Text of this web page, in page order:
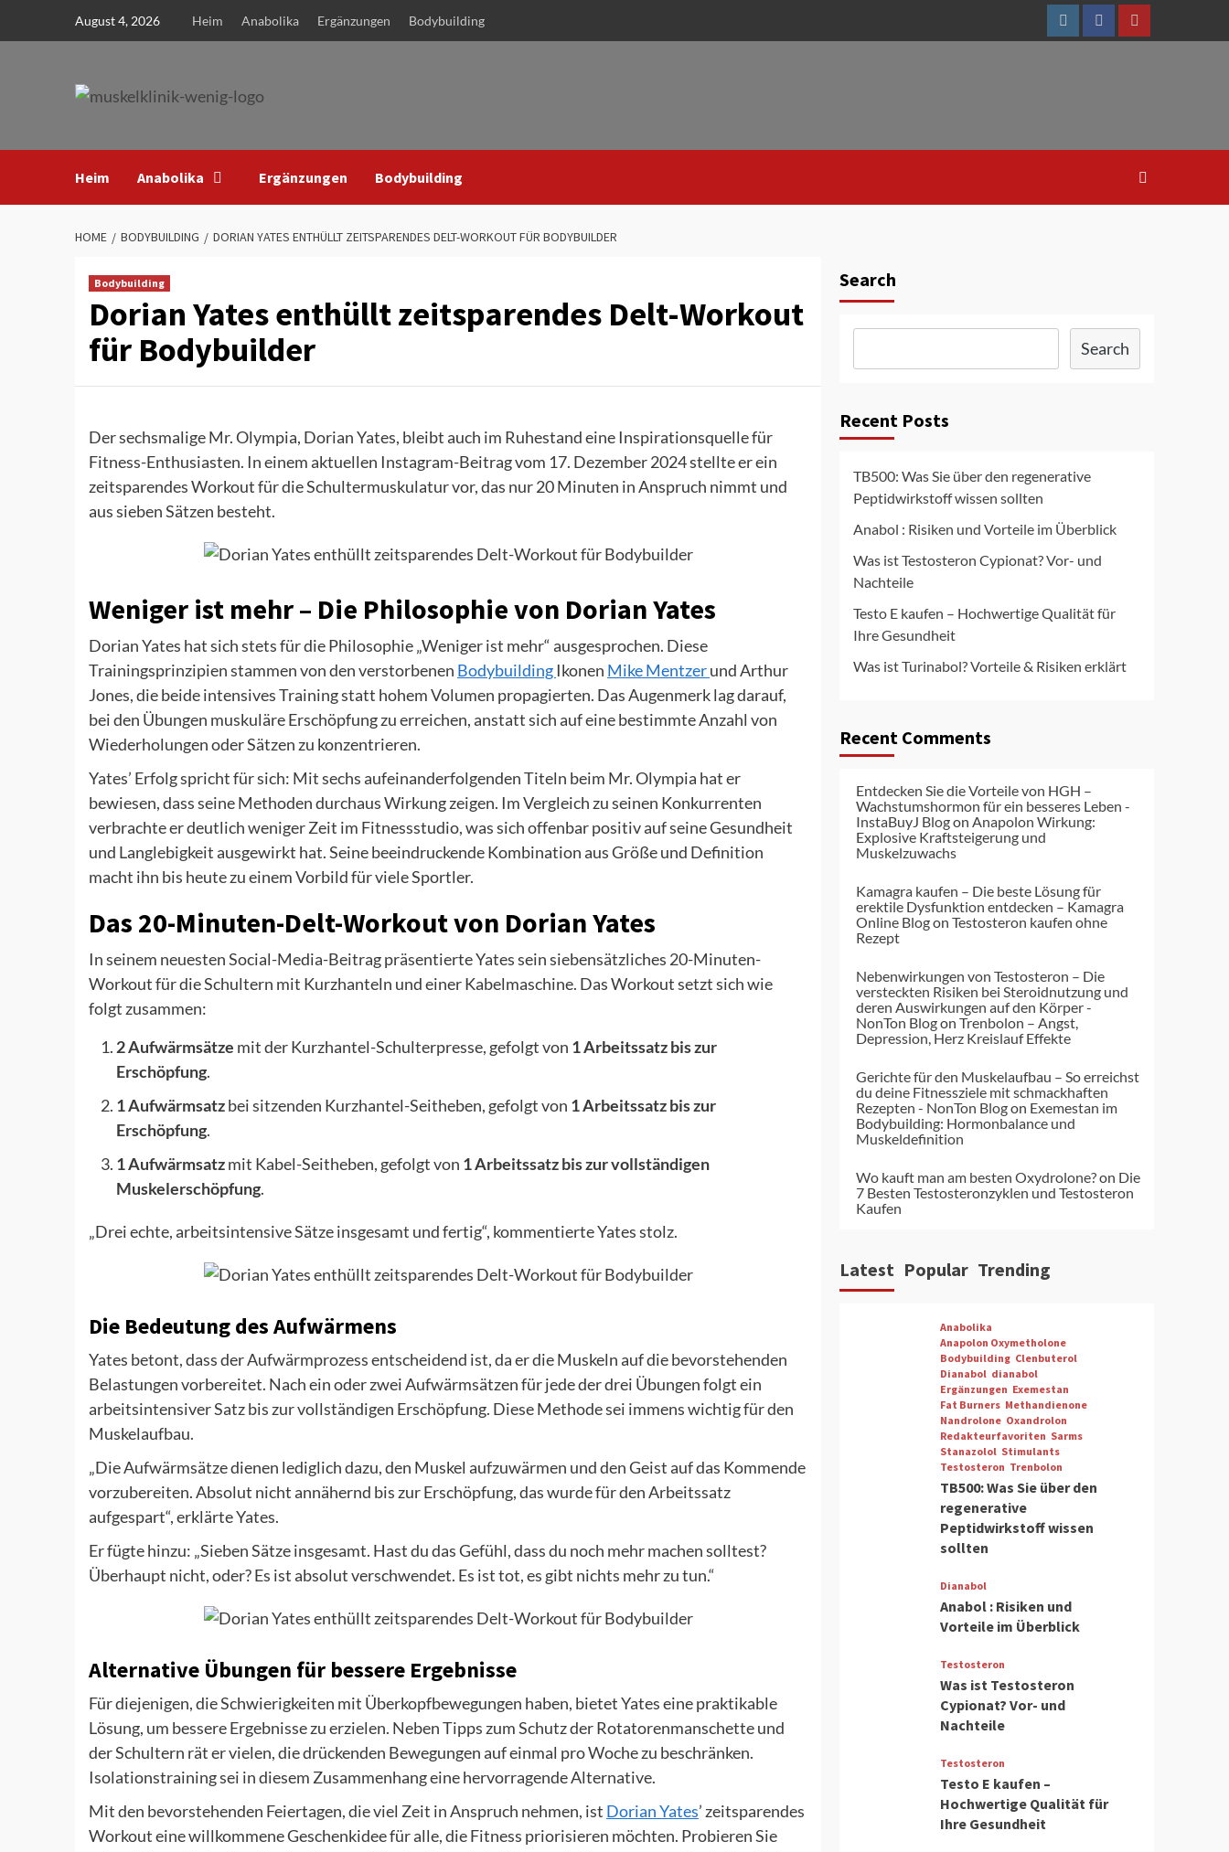
August 4, 2026 Heim Anabolika Ergänzungen Bodybuilding
InstagramFacebookYoutube
Heim Anabolika Ergänzungen Bodybuilding
HOME BODYBUILDING DORIAN YATES ENTHÜLLT ZEITSPARENDES DELT-WORKOUT FÜR BODYBUILDER
Bodybuilding
Dorian Yates enthüllt zeitsparendes Delt-Workout
für Bodybuilder
Der sechsmalige Mr. Olympia, Dorian Yates, bleibt auch im Ruhestand eine Inspirationsquelle für
Fitness-Enthusiasten. In einem aktuellen Instagram-Beitrag vom 17. Dezember 2024 stellte er ein
zeitsparendes Workout für die Schultermuskulatur vor, das nur 20 Minuten in Anspruch nimmt und
aus sieben Sätzen besteht.
Weniger ist mehr – Die Philosophie von Dorian Yates
Dorian Yates hat sich stets für die Philosophie „Weniger ist mehr“ ausgesprochen. Diese
Trainingsprinzipien stammen von den verstorbenen Bodybuilding Ikonen Mike Mentzerund Arthur
Jones, die beide intensives Training statt hohem Volumen propagierten. Das Augenmerk lag darauf,
bei den Übungen muskuläre Erschöpfung zu erreichen, anstatt sich auf eine bestimmte Anzahl von
Wiederholungen oder Sätzen zu konzentrieren.
Yates’ Erfolg spricht für sich: Mit sechs aufeinanderfolgenden Titeln beim Mr. Olympia hat er
bewiesen, dass seine Methoden durchaus Wirkung zeigen. Im Vergleich zu seinen Konkurrenten
verbrachte er deutlich weniger Zeit im Fitnessstudio, was sich offenbar positiv auf seine Gesundheit
und Langlebigkeit ausgewirkt hat. Seine beeindruckende Kombination aus Größe und Definition
macht ihn bis heute zu einem Vorbild für viele Sportler.
Das 20-Minuten-Delt-Workout von Dorian Yates
In seinem neuesten Social-Media-Beitrag präsentierte Yates sein siebensätzliches 20-Minuten-
Workout für die Schultern mit Kurzhanteln und einer Kabelmaschine. Das Workout setzt sich wie
folgt zusammen:
2 Aufwärmsätze mit der Kurzhantel-Schulterpresse, gefolgt von 1 Arbeitssatz bis zur
Erschöpfung.
1 Aufwärmsatzbei sitzenden Kurzhantel-Seitheben, gefolgt von 1 Arbeitssatz bis zur
Erschöpfung.
1 Aufwärmsatzmit Kabel-Seitheben, gefolgt von 1 Arbeitssatz bis zur vollständigen
Muskelerschöpfung.
„Drei echte, arbeitsintensive Sätze insgesamt und fertig“, kommentierte Yates stolz.
Die Bedeutung des Aufwärmens
Yates betont, dass der Aufwärmprozess entscheidend ist, da er die Muskeln auf die bevorstehenden
Belastungen vorbereitet. Nach ein oder zwei Aufwärmsätzen für jede der drei Übungen folgt ein
arbeitsintensiver Satz bis zur vollständigen Erschöpfung. Diese Methode sei immens wichtig für den
Muskelaufbau.
„Die Aufwärmsätze dienen lediglich dazu, den Muskel aufzuwärmen und den Geist auf das Kommende
vorzubereiten. Absolut nicht annähernd bis zur Erschöpfung, das wurde für den Arbeitssatz
aufgespart“, erklärte Yates.
Er fügte hinzu: „Sieben Sätze insgesamt. Hast du das Gefühl, dass du noch mehr machen solltest?
Überhaupt nicht, oder? Es ist absolut verschwendet. Es ist tot, es gibt nichts mehr zu tun.“
Alternative Übungen für bessere Ergebnisse
Für diejenigen, die Schwierigkeiten mit Überkopfbewegungen haben, bietet Yates eine praktikable
Lösung, um bessere Ergebnisse zu erzielen. Neben Tipps zum Schutz der Rotatorenmanschette und
der Schultern rät er vielen, die drückenden Bewegungen auf einmal pro Woche zu beschränken.
Isolationstraining sei in diesem Zusammenhang eine hervorragende Alternative.
Mit den bevorstehenden Feiertagen, die viel Zeit in Anspruch nehmen, ist Dorian Yates’ zeitsparendes
Workout eine willkommene Geschenkidee für alle, die Fitness priorisieren möchten. Probieren Sie
Search
Search
Recent Posts
TB500: Was Sie über den regenerative
Peptidwirkstoff wissen sollten
Anabol : Risiken und Vorteile im Überblick
Was ist Testosteron Cypionat? Vor- und
Nachteile
Testo E kaufen – Hochwertige Qualität für
Ihre Gesundheit
Was ist Turinabol? Vorteile & Risiken erklärt
Recent Comments
Entdecken Sie die Vorteile von HGH –
Wachstumshormon für ein besseres Leben -
InstaBuyJ Blogon Anapolon Wirkung:
Explosive Kraftsteigerung und
Muskelzuwachs
Kamagra kaufen – Die beste Lösung für
erektile Dysfunktion entdecken – Kamagra
Online Blogon Testosteron kaufen ohne
Rezept
Nebenwirkungen von Testosteron – Die
versteckten Risiken bei Steroidnutzung und
deren Auswirkungen auf den Körper -
NonTon Blogon Trenbolon – Angst,
Depression, Herz Kreislauf Effekte
Gerichte für den Muskelaufbau – So erreichst
du deine Fitnessziele mit schmackhaften
Rezepten - NonTon Blogon Exemestan im
Bodybuilding: Hormonbalance und
Muskeldefinition
Wo kauft man am besten Oxydrolone?on Die
7 Besten Testosteronzyklen und Testosteron
Kaufen
Latest Popular Trending
Anabolika
Anapolon Oxymetholone
Bodybuilding Clenbuterol
Dianabol dianabol
Ergänzungen Exemestan
Fat Burners Methandienone
Nandrolone Oxandrolon
Redakteurfavoriten Sarms
Stanazolol Stimulants
Testosteron Trenbolon
TB500: Was Sie über den
regenerative
Peptidwirkstoff wissen
sollten
Dianabol
Anabol : Risiken und
Vorteile im Überblick
Testosteron
Was ist Testosteron
Cypionat? Vor- und
Nachteile
Testosteron
Testo E kaufen –
Hochwertige Qualität für
Ihre Gesundheit